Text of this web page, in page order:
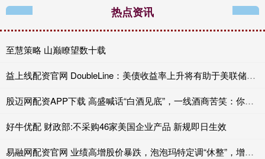
热点资讯
至慧策略 山巅瞭望数十载
益上线配资官网 DoubleLine：美债收益率上升将有助于美联储维持利率不变
股迈网配资APP下载 高盛喊话“白酒见底”，一线酒商苦笑：你管这叫复苏？
好牛优配 财政部:不采购46家美国企业产品 新规即日生效
易融网配资官网 业绩高增股价暴跌，泡泡玛特定调“休整”，增长天花板到了吗？